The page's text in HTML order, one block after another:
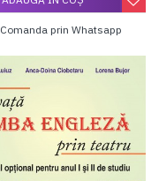
Comanda prin Whatsapp